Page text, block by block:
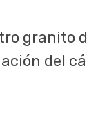
granito
del